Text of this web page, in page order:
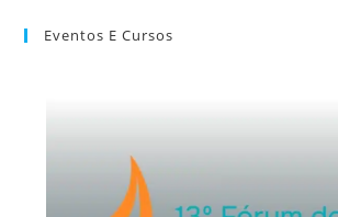
Eventos E Cursos